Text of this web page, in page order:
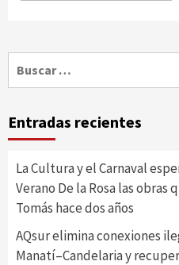
Entradas recientes
La Cultura y el Carnaval
Verano De la Rosa las
Tomás hace dos años
AQsur elimina conexiones
Manatí–Candelaria y